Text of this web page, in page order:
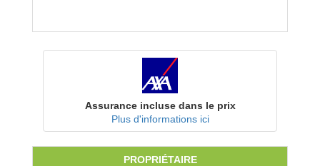
Assurance incluse dans le prix
Plus d'informations ici
PROPRIÉTAIRE